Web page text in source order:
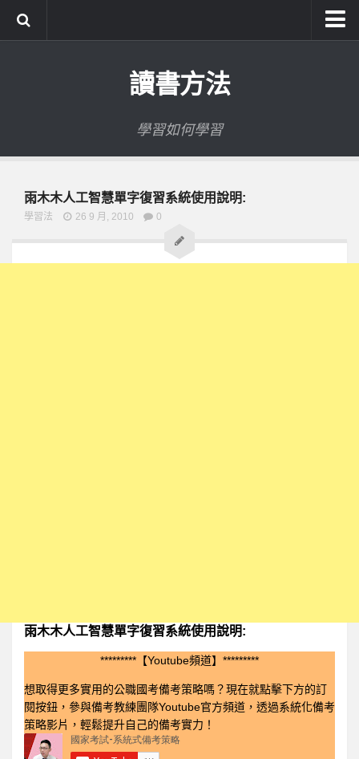
讀書方法
學習如何學習
雨木木人工智慧單字復習系統使用說明:
學習法 26 9 月, 2010 0
雨木木人工智慧單字復習系統使用說明:
*********【Youtube頻道】*********
想取得更多實用的公職國考備考策略嗎？現在就點擊下方的訂
閱按鈕，參與備考教練團隊Youtube官方頻道，透過系統化備考
策略影片，輕鬆提升自己的備考實力！